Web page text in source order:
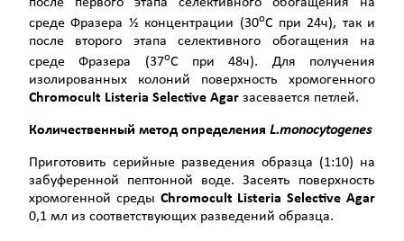
среде Фразера ½ концентрации (30оС при 24ч), так и
после второго этапа селективного обогащения на
среде Фразера (37оС при 48ч). Для получения
изолированных колоний поверхность хромогенного
Chromocult Listeria Selective Agar засевается петлей.
Количественный метод определения L.monocytogenes
Приготовить серийные разведения образца (1:10) на
забуференной пептонной воде. Засеять поверхность
хромогенной среды Chromocult Listeria Selective Agar
0,1 мл из соответствующих разведений образца.